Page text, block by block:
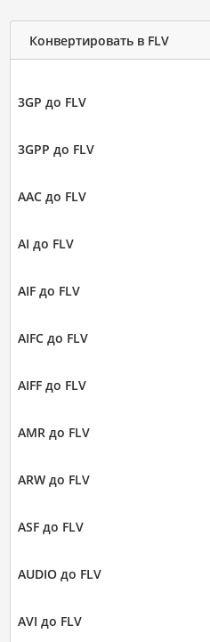
Конвертировать в FLV
3GP до FLV
3GPP до FLV
AAC до FLV
AI до FLV
AIF до FLV
AIFC до FLV
AIFF до FLV
AMR до FLV
ARW до FLV
ASF до FLV
AUDIO до FLV
AVI до FLV